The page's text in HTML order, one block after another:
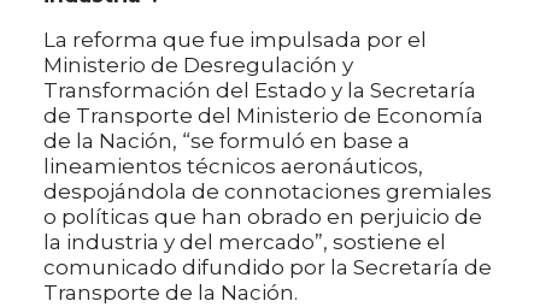
La reforma que fue impulsada por el
Ministerio de Desregulación y
Transformación del Estado y la Secretaría
de Transporte del Ministerio de Economía
de la Nación, “se formuló en base a
lineamientos técnicos aeronáuticos,
despojándola de connotaciones gremiales
o políticas que han obrado en perjuicio de
la industria y del mercado”, sostiene el
comunicado difundido por la Secretaría de
Transporte de la Nación.